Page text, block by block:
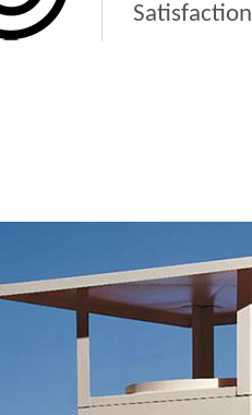
Satisfaction